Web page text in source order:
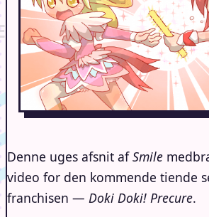
Denne uges afsnit afSmile
video for den kommende tiende
franchisen — Doki Doki! Precure.